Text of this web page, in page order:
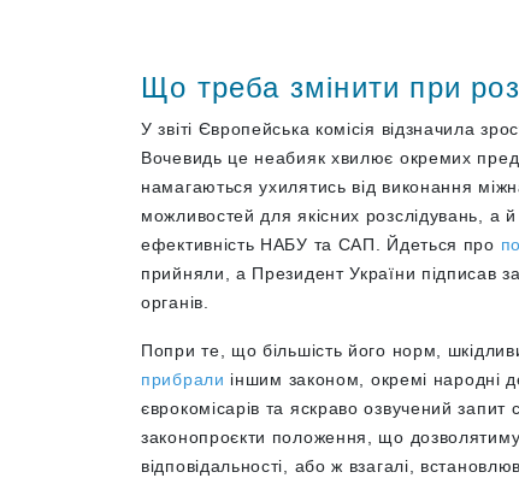
Що треба змінити при
У звіті Європейська комісія відзначила
Вочевидь це неабияк хвилює окремих
намагаються ухилятись від виконання
можливостей для якісних розслідувань, а
ефективність НАБУ та САП. Йдеться про
прийняли, а Президент України підписав
органів.
Попри те, що більшість його норм,
прибрали іншим законом, окремі народні
єврокомісарів та яскраво озвучений запит
законопроєкти положення, що
відповідальності, або ж взагалі,